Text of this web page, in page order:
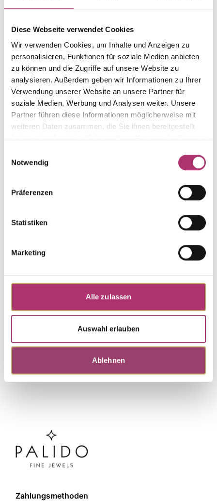
Diese Webseite verwendet Cookies
Wir verwenden Cookies, um Inhalte und Anzeigen zu
personalisieren, Funktionen für soziale Medien anbieten
zu können und die Zugriffe auf unsere Website zu
analysieren. Außerdem geben wir Informationen zu Ihrer
Verwendung unserer Website an unsere Partner für
soziale Medien, Werbung und Analysen weiter. Unsere
Partner führen diese Informationen möglicherweise mit
weiteren Daten zusammen, die Sie ihnen bereitgestellt
haben oder die sie im Rahmen Ihrer Nutzung der Dienste
Notwendig
Präferenzen
Statistiken
Marketing
Alle zulassen
Auswahl erlauben
Ablehnen
Die passenden Stücke
aus der Kollektion.
Nicht auf Lager
Ring · S4971
H/SI · 42 cm
Ring · S4972R
Nicht auf Lager
My Diary · Ring · Rotgold 750
Weitere Stücke entdecken.
Zahlungsmethoden